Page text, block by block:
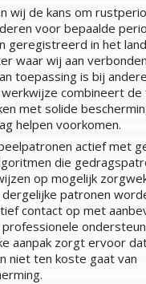
wij de kans om
voor bepaalde
geregistreerd in het
waar wij aan
toepassing is bij
combineert de
met solide
helpen voorkomen.
actief met
die
op mogelijk
patronen
contact op met
aanpak zorgt ervoor
niet ten koste gaat van